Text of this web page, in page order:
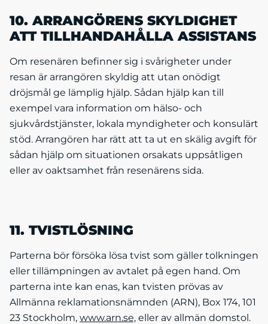
10. ARRANGÖRENS SKYLDIGHET
ATT TILLHANDAHÅLLA ASSISTANS
Om resenären befinner sig i svårigheter under
resan är arrangören skyldig att utan onödigt
dröjsmål ge lämplig hjälp. Sådan hjälp kan till
exempel vara information om hälso- och
sjukvårdstjänster, lokala myndigheter och konsulärt
stöd. Arrangören har rätt att ta ut en skälig avgift för
sådan hjälp om situationen orsakats uppsåtligen
eller av oaktsamhet från resenärens sida.
11. TVISTLÖSNING
Parterna bör försöka lösa tvist som gäller tolkningen
eller tillämpningen av avtalet på egen hand. Om
parterna inte kan enas, kan tvisten prövas av
Allmänna reklamationsnämnden (ARN), Box 174, 101
23 Stockholm, www.arn.se, eller av allmän domstol.